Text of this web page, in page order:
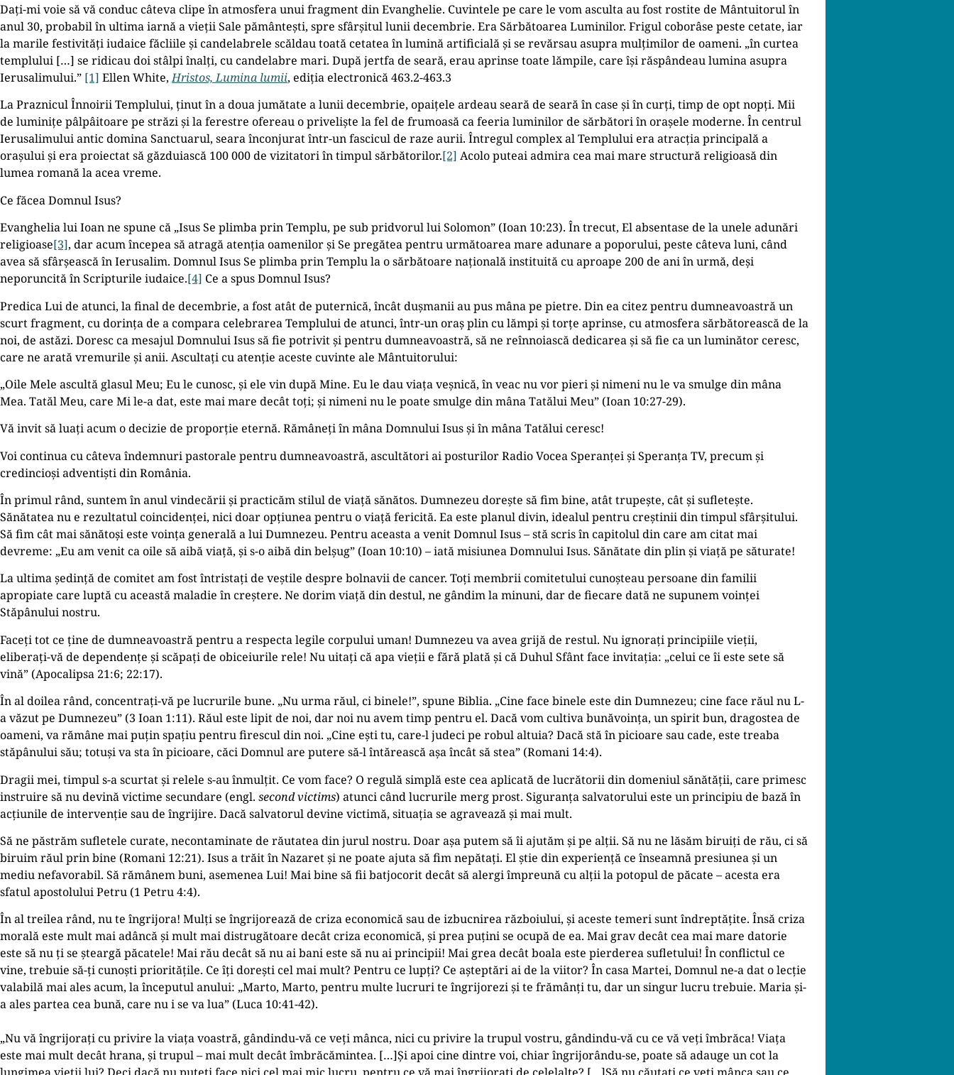
Dați-mi voie să vă conduc câteva clipe în atmosfera unui fragment din Evanghelie. Cuvintele pe care le vom asculta au fost rostite de Mântuitorul în
anul 30, probabil în ultima iarnă a vieții Sale pământești, spre sfârșitul lunii decembrie. Era Sărbătoarea Luminilor. Frigul coborâse peste cetate, iar
la marile festivități iudaice făcliile și candelabrele scăldau toată cetatea în lumină artificială și se revărsau asupra mulțimilor de oameni. „în curtea
templului […] se ridicau doi stâlpi înalți, cu candelabre mari. După jertfa de seară, erau aprinse toate lămpile, care își răspândeau lumina asupra
Ierusalimului.” [1] Ellen White,Hristos, Lumina lumii, ediția electronică 463.2-463.3
La Praznicul Înnoirii Templului, ținut în a doua jumătate a lunii decembrie, opaițele ardeau seară de seară în case și în curți, timp de opt nopți. Mii
de luminițe pâlpâitoare pe străzi și la ferestre ofereau o priveliște la fel de frumoasă ca feeria luminilor de sărbători în orașele moderne. În centrul
Ierusalimului antic domina Sanctuarul, seara înconjurat într-un fascicul de raze aurii. Întregul complex al Templului era atracția principală a
orașului și era proiectat să găzduiască 100 000 de vizitatori în timpul sărbătorilor.[2] Acolo puteai admira cea mai mare structură religioasă din
lumea romană la acea vreme.
Ce făcea Domnul Isus?
Evanghelia lui Ioan ne spune că „Isus Se plimba prin Templu, pe sub pridvorul lui Solomon” (Ioan 10:23). În trecut, El absentase de la unele adunări
religioase[3], dar acum începea să atragă atenția oamenilor și Se pregătea pentru următoarea mare adunare a poporului, peste câteva luni, când
avea să sfârșească în Ierusalim. Domnul Isus Se plimba prin Templu la o sărbătoare națională instituită cu aproape 200 de ani în urmă, deși
neporuncită în Scripturile iudaice.[4] Ce a spus Domnul Isus?
Predica Lui de atunci, la final de decembrie, a fost atât de puternică, încât dușmanii au pus mâna pe pietre. Din ea citez pentru dumneavoastră un
scurt fragment, cu dorința de a compara celebrarea Templului de atunci, într-un oraș plin cu lămpi și torțe aprinse, cu atmosfera sărbătorească de la
noi, de astăzi. Doresc ca mesajul Domnului Isus să fie potrivit și pentru dumneavoastră, să ne reînnoiască dedicarea și să fie ca un luminător ceresc,
care ne arată vremurile și anii. Ascultați cu atenție aceste cuvinte ale Mântuitorului:
„Oile Mele ascultă glasul Meu; Eu le cunosc, și ele vin după Mine. Eu le dau viața veșnică, în veac nu vor pieri și nimeni nu le va smulge din mâna
Mea. Tatăl Meu, care Mi le-a dat, este mai mare decât toți; și nimeni nu le poate smulge din mâna Tatălui Meu” (Ioan 10:27-29).
Vă invit să luați acum o decizie de proporție eternă. Rămâneți în mâna Domnului Isus și în mâna Tatălui ceresc!
Voi continua cu câteva îndemnuri pastorale pentru dumneavoastră, ascultători ai posturilor Radio Vocea Speranței și Speranța TV, precum și
credincioși adventiști din România.
În primul rând, suntem în anul vindecării și practicăm stilul de viață sănătos. Dumnezeu dorește să fim bine, atât trupește, cât și sufletește.
Sănătatea nu e rezultatul coincidenței, nici doar opțiunea pentru o viață fericită. Ea este planul divin, idealul pentru creștinii din timpul sfârșitului.
Să fim cât mai sănătoși este voința generală a lui Dumnezeu. Pentru aceasta a venit Domnul Isus – stă scris în capitolul din care am citat mai
devreme: „Eu am venit ca oile să aibă viață, și s-o aibă din belșug” (Ioan 10:10) – iată misiunea Domnului Isus. Sănătate din plin și viață pe săturate!
La ultima ședință de comitet am fost întristați de veștile despre bolnavii de cancer. Toți membrii comitetului cunoșteau persoane din familii
apropiate care luptă cu această maladie în creștere. Ne dorim viață din destul, ne gândim la minuni, dar de fiecare dată ne supunem voinței
Stăpânului nostru.
Faceți tot ce ține de dumneavoastră pentru a respecta legile corpului uman! Dumnezeu va avea grijă de restul. Nu ignorați principiile vieții,
eliberați-vă de dependențe și scăpați de obiceiurile rele! Nu uitați că apa vieții e fără plată și că Duhul Sfânt face invitația: „celui ce îi este sete să
vină” (Apocalipsa 21:6; 22:17).
În al doilea rând, concentrați-vă pe lucrurile bune. „Nu urma răul, ci binele!”, spune Biblia. „Cine face binele este din Dumnezeu; cine face răul nu L-
a văzut pe Dumnezeu” (3 Ioan 1:11). Răul este lipit de noi, dar noi nu avem timp pentru el. Dacă vom cultiva bunăvoința, un spirit bun, dragostea de
oameni, va rămâne mai puțin spațiu pentru firescul din noi. „Cine ești tu, care-l judeci pe robul altuia? Dacă stă în picioare sau cade, este treaba
stăpânului său; totuși va sta în picioare, căci Domnul are putere să-l întărească așa încât să stea” (Romani 14:4).
Dragii mei, timpul s-a scurtat și relele s-au înmulțit. Ce vom face? O regulă simplă este cea aplicată de lucrătorii din domeniul sănătății, care primesc
instruire să nu devină victime secundare (engl. second victims) atunci când lucrurile merg prost. Siguranța salvatorului este un principiu de bază în
acțiunile de intervenție sau de îngrijire. Dacă salvatorul devine victimă, situația se agravează și mai mult.
Să ne păstrăm sufletele curate, necontaminate de răutatea din jurul nostru. Doar așa putem să îi ajutăm și pe alții. Să nu ne lăsăm biruiți de rău, ci să
biruim răul prin bine (Romani 12:21). Isus a trăit în Nazaret și ne poate ajuta să fim nepătați. El știe din experiență ce înseamnă presiunea și un
mediu nefavorabil. Să rămânem buni, asemenea Lui! Mai bine să fii batjocorit decât să alergi împreună cu alții la potopul de păcate – acesta era
sfatul apostolului Petru (1 Petru 4:4).
În al treilea rând, nu te îngrijora! Mulți se îngrijorează de criza economică sau de izbucnirea războiului, și aceste temeri sunt îndreptățite. Însă criza
morală este mult mai adâncă și mult mai distrugătoare decât criza economică, și prea puțini se ocupă de ea. Mai grav decât cea mai mare datorie
este să nu ți se șteargă păcatele! Mai rău decât să nu ai bani este să nu ai principii! Mai grea decât boala este pierderea sufletului! În conflictul ce
vine, trebuie să-ți cunoști prioritățile. Ce îți dorești cel mai mult? Pentru ce lupți? Ce așteptări ai de la viitor? În casa Martei, Domnul ne-a dat o lecție
valabilă mai ales acum, la începutul anului: „Marto, Marto, pentru multe lucruri te îngrijorezi și te frămânți tu, dar un singur lucru trebuie. Maria și-
a ales partea cea bună, care nu i se va lua” (Luca 10:41-42).
„Nu vă îngrijorați cu privire la viața voastră, gândindu-vă ce veți mânca, nici cu privire la trupul vostru, gândindu-vă cu ce vă veți îmbrăca! Viața
este mai mult decât hrana, și trupul – mai mult decât îmbrăcămintea. […]Și apoi cine dintre voi, chiar îngrijorându-se, poate să adauge un cot la